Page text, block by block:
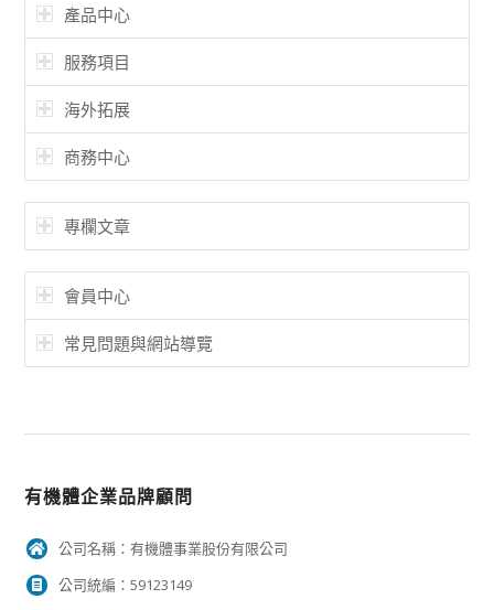
產品中心
服務項目
海外拓展
商務中心
專欄文章
會員中心
常見問題與網站導覽
有機體企業品牌顧問
公司名稱：有機體事業股份有限公司
公司統編：59123149